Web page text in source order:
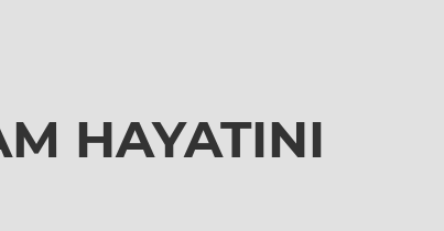
HAYATINI